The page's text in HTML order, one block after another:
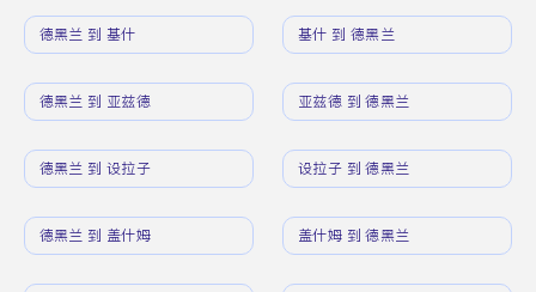
德黑兰 到 基什 基什 到 德黑兰
德黑兰 到 亚兹德 亚兹德 到 德黑兰
德黑兰 到 设拉子 设拉子 到 德黑兰
德黑兰 到 盖什姆 盖什姆 到 德黑兰